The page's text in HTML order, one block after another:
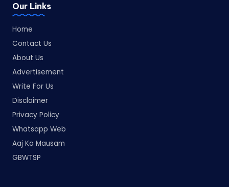
Our Links
Home
Contact Us
About Us
Advertisement
Write For Us
Disclaimer
Privacy Policy
Whatsapp Web
Aaj Ka Mausam
GBWTSP